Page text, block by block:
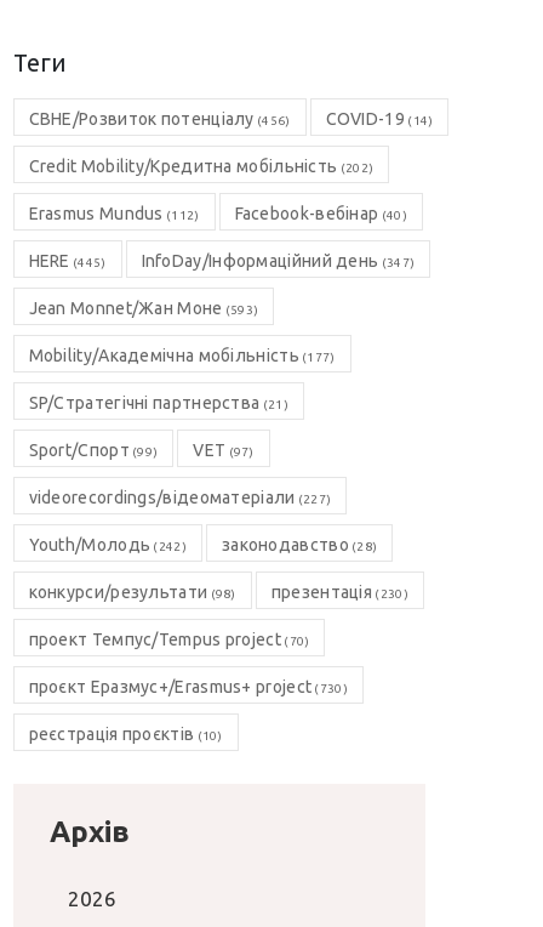
Теги
CBHE/Розвиток потенціалу (456) COVID-19 (14)
Credit Mobility/Кредитна мобільність (202)
Erasmus Mundus (112) Facebook-вебінар (40)
HERE (445) InfoDay/Інформаційний день (347)
Jean Monnet/Жан Моне (593)
Mobility/Академічна мобільність (177)
SP/Стратегічні партнерства (21)
Sport/Спорт (99) VET (97)
videorecordings/відеоматеріали (227)
Youth/Молодь (242) законодавство (28)
конкурси/результати (98) презентація (230)
проект Темпус/Tempus project(70)
проєкт Еразмус+/Erasmus+ project (730)
реєстрація проєктів (10)
Архів
2026